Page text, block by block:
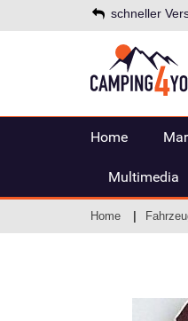
schneller
Home
Multimedia
Home